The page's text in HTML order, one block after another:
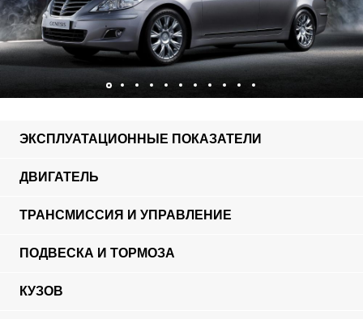
ЭКСПЛУАТАЦИОННЫЕ ПОКАЗАТЕЛИ
ДВИГАТЕЛЬ
ТРАНСМИССИЯ И УПРАВЛЕНИЕ
ПОДВЕСКА И ТОРМОЗА
КУЗОВ